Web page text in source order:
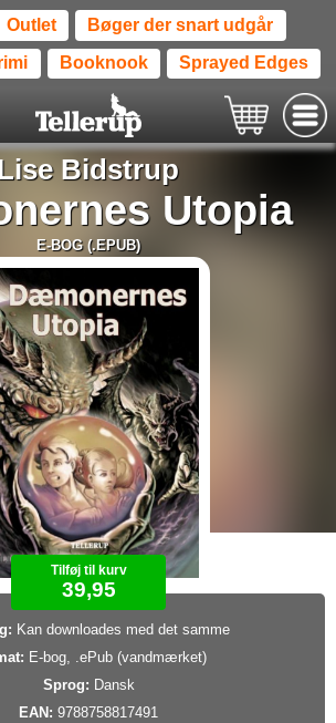
Outlet Bøger der snart udgår
Booknook Sprayed Edges
Bidstrup
Utopia
E-BOG (.EPUB)
Tilføj til kurv
39,95
Kan downloades med det samme
E-bog, .ePub (vandmærket)
Sprog: Dansk
EAN: 9788758817491